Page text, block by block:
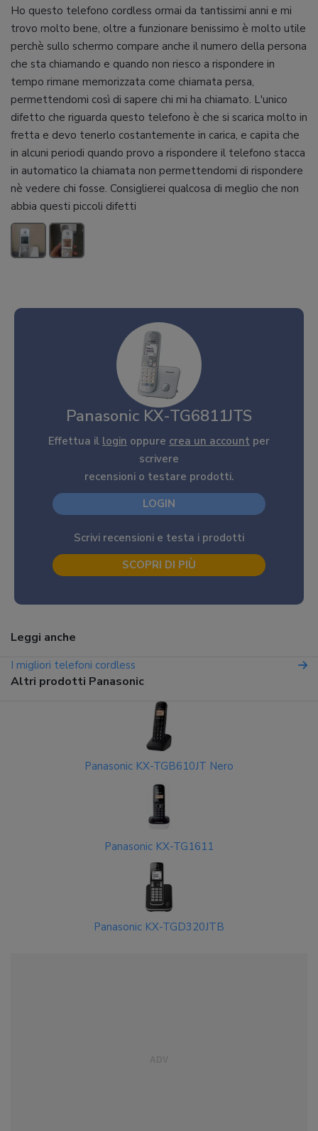
Ho questo telefono cordless ormai da tantissimi anni e mi
trovo molto bene, oltre a funzionare benissimo è molto utile
perchè sullo schermo compare anche il numero della persona
che sta chiamando e quando non riesco a rispondere in
tempo rimane memorizzata come chiamata persa,
permettendomi così di sapere chi mi ha chiamato. L'unico
difetto che riguarda questo telefono è che si scarica molto in
fretta e devo tenerlo costantemente in carica, e capita che
in alcuni periodi quando provo a rispondere il telefono stacca
in automatico la chiamata non permettendomi di rispondere
nè vedere chi fosse. Consiglierei qualcosa di meglio che non
abbia questi piccoli difetti
Panasonic KX-TG6811JTS
Effettua il login oppure crea un account per
scrivere
recensioni o testare prodotti.
LOGIN
Scrivi recensioni e testa i prodotti
SCOPRI DI PIÙ
Leggi anche
I migliori telefoni cordless
Altri prodotti Panasonic
Panasonic KX-TGB610JT Nero
Panasonic KX-TG1611
Panasonic KX-TGD320JTB